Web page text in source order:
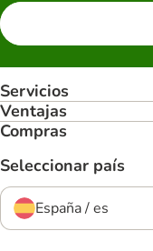
Servicios
Ventajas
Compras
Seleccionar país
España / es